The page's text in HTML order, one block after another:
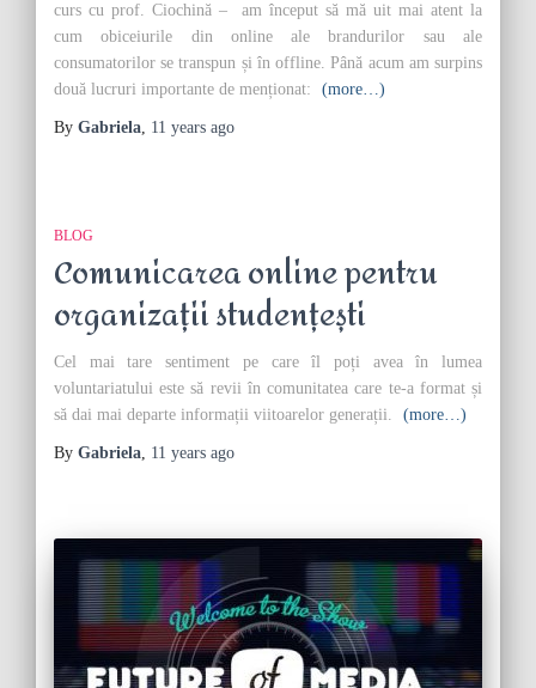
curs cu prof. Ciochină – am început să mă uit mai atent la
cum obiceiurile din online ale brandurilor sau ale
consumatorilor se transpun și în offline. Până acum am surpins
două lucruri importante de menționat:
(more…)
By Gabriela, 11 years ago
BLOG
Comunicarea online pentru
organizații studențești
Cel mai tare sentiment pe care îl poți avea în lumea
voluntariatului este să revii în comunitatea care te-a format și
să dai mai departe informații viitoarelor generații.
(more…)
By Gabriela, 11 years ago